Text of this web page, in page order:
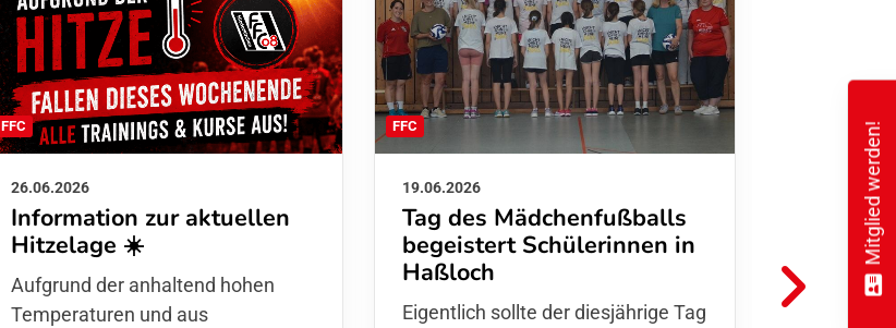
FFC
26.06.2026
Information zur aktuellen
Hitzelage ☀️
Aufgrund der anhaltend hohen
Temperaturen und aus
FFC
19.06.2026
Tag des Mädchenfußballs
begeistert Schülerinnen in
Haßloch
Eigentlich sollte der diesjährige Tag
01.06.2026
Danke
FFC
Hoffmann
Mitglied werden!